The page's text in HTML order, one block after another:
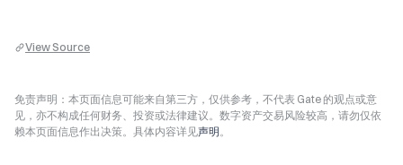
View Source
免责声明：本页面信息可能来自第三方，仅供参考，不代表 Gate 的观点或意
见，亦不构成任何财务、投资或法律建议。数字资产交易风险较高，请勿仅依
赖本页面信息作出决策。具体内容详见声明。